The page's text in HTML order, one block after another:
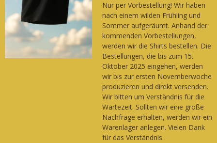
Nur per Vorbestellung! Wir haben
nach einem wilden Frühling und
Sommer aufgeräumt. Anhand der
kommenden Vorbestellungen,
werden wir die Shirts bestellen. Die
Bestellungen, die bis zum 15.
Oktober 2025 eingehen, werden
wir bis zur ersten Novemberwoche
produzieren und direkt versenden.
Wir bitten um Verständnis für die
Wartezeit. Sollten wir eine große
Nachfrage erhalten, werden wir ein
Warenlager anlegen. Vielen Dank
für das Verständnis.